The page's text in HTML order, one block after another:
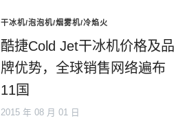
干冰机/泡泡机/烟雾机/冷焰火
酷捷Cold Jet干冰机价格及品
牌优势，全球销售网络遍布
11国
2015 年 08 月 01 日